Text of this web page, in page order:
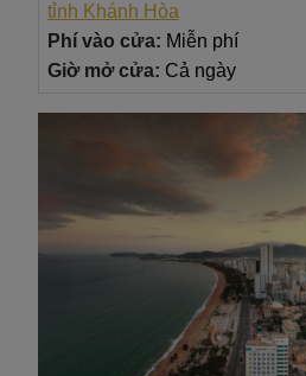
tỉnh Khánh Hòa
Phí vào cửa: Miễn phí
Giờ mở cửa: Cả ngày